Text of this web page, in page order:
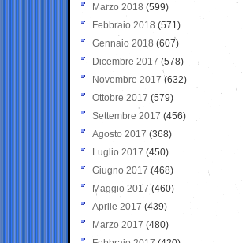
Marzo 2018 (599)
Febbraio 2018 (571)
Gennaio 2018 (607)
Dicembre 2017 (578)
Novembre 2017 (632)
Ottobre 2017 (579)
Settembre 2017 (456)
Agosto 2017 (368)
Luglio 2017 (450)
Giugno 2017 (468)
Maggio 2017 (460)
Aprile 2017 (439)
Marzo 2017 (480)